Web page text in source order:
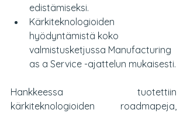
edistämiseksi.
Kärkiteknologioiden
hyödyntämistä koko
valmistusketjussa Manufacturing
as a Service -ajattelun mukaisesti.
Hankkeessa tuotettiin
kärkiteknologioiden roadmapeja,